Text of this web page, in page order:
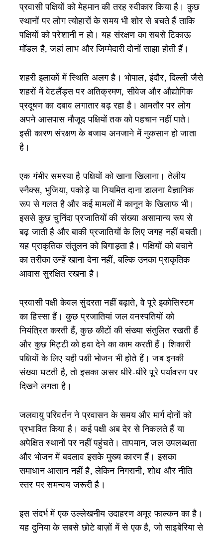
प्रवासी पक्षियों को मेहमान की तरह स्वीकार किया है। कुछ
स्थानों पर लोग त्योहारों के समय भी शोर से बचते हैं ताकि
पक्षियों को परेशानी न हो। यह संरक्षण का सबसे टिकाऊ
मॉडल है, जहां लाभ और जिम्मेदारी दोनों साझा होती हैं।
शहरी इलाकों में स्थिति अलग है। भोपाल, इंदौर, दिल्ली जैसे
शहरों में वेटलैंड्स पर अतिक्रमण, सीवेज और औद्योगिक
प्रदूषण का दबाव लगातार बढ़ रहा है। आमतौर पर लोग
अपने आसपास मौजूद पक्षियों तक को पहचान नहीं पाते।
इसी कारण संरक्षण के बजाय अनजाने में नुकसान हो जाता
है।
एक गंभीर समस्या है पक्षियों को खाना खिलाना। तेलीय
स्नैक्स, भुजिया, पकोड़े या नियमित दाना डालना वैज्ञानिक
रूप से गलत है और कई मामलों में कानून के खिलाफ भी।
इससे कुछ चुनिंदा प्रजातियों की संख्या असामान्य रूप से
बढ़ जाती है और बाकी प्रजातियों के लिए जगह नहीं बचती।
यह प्राकृतिक संतुलन को बिगाड़ता है। पक्षियों को बचाने
का तरीका उन्हें खाना देना नहीं, बल्कि उनका प्राकृतिक
आवास सुरक्षित रखना है।
प्रवासी पक्षी केवल सुंदरता नहीं बढ़ाते, वे पूरे इकोसिस्टम
का हिस्सा हैं। कुछ प्रजातियां जल वनस्पतियों को
नियंत्रित करती हैं, कुछ कीटों की संख्या संतुलित रखती हैं
और कुछ मिट्टी को हवा देने का काम करती हैं। शिकारी
पक्षियों के लिए यही पक्षी भोजन भी होते हैं। जब इनकी
संख्या घटती है, तो इसका असर धीरे-धीरे पूरे पर्यावरण पर
दिखने लगता है।
जलवायु परिवर्तन ने प्रवासन के समय और मार्ग दोनों को
प्रभावित किया है। कई पक्षी अब देर से निकलते हैं या
अपेक्षित स्थानों पर नहीं पहुंचते। तापमान, जल उपलब्धता
और भोजन में बदलाव इसके मुख्य कारण हैं। इसका
समाधान आसान नहीं है, लेकिन निगरानी, शोध और नीति
स्तर पर समन्वय जरूरी है।
इस संदर्भ में एक उल्लेखनीय उदाहरण अमूर फाल्कन का है।
यह दुनिया के सबसे छोटे बाज़ों में से एक है, जो साइबेरिया से